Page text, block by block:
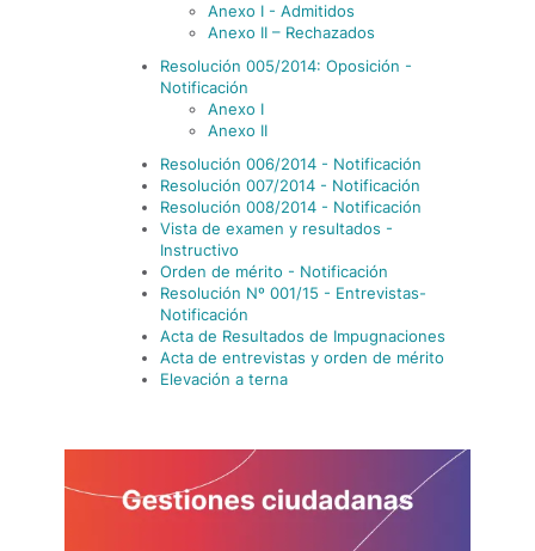
Anexo I - Admitidos
Anexo II – Rechazados
Resolución 005/2014: Oposición -
Notificación
Anexo I
Anexo II
Resolución 006/2014 - Notificación
Resolución 007/2014 - Notificación
Resolución 008/2014 - Notificación
Vista de examen y resultados -
Instructivo
Orden de mérito - Notificación
Resolución Nº 001/15 - Entrevistas-
Notificación
Acta de Resultados de Impugnaciones
Acta de entrevistas y orden de mérito
Elevación a terna